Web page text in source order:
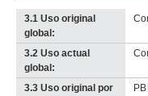
Imagen del tramo:
Plaza
Descarga tamaño completo
Anterior Pausa Siguiente
3.1 Uso original
global:
3.2 Uso actual
global:
3.3 Uso original por
PB